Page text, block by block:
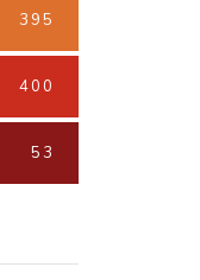
395
400
53